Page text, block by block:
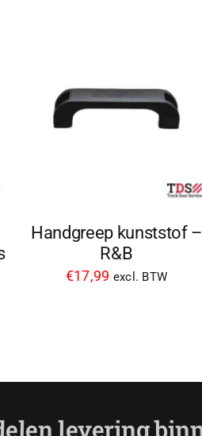
Handgreep kunststof –
R&B
€17,99 excl. BTW